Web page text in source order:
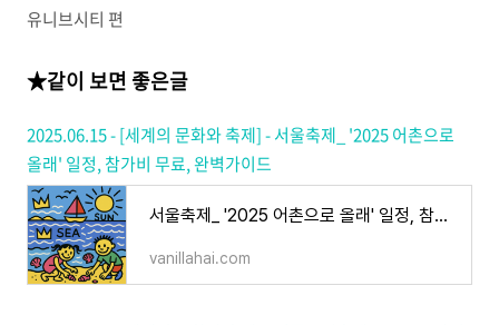
유니브시티 편
★같이 보면 좋은글
2025.06.15 - [세계의 문화와 축제] - 서울축제_ '2025 어촌으로
올래' 일정, 참가비 무료, 완벽가이드
서울축제_ '2025 어촌으로 올래' 일정, 참가비 무료, 완벽가이드
vanillahai.com